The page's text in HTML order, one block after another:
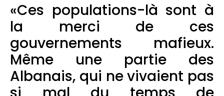
«Ces populations-là sont à
la merci de ces
gouvernements mafieux.
Même une partie des
Albanais, qui ne vivaient pas